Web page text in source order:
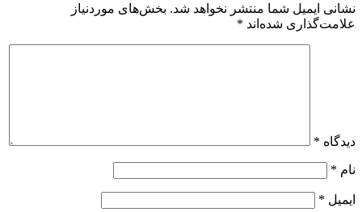
نشانی ایمیل شما منتشر نخواهد شد. بخش‌های موردنیاز
علامت‌گذاری شده‌اند *
دیدگاه *
نام *
ایمیل *